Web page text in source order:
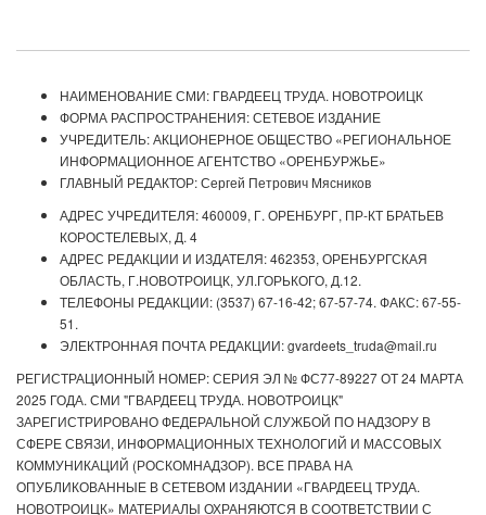
НАИМЕНОВАНИЕ СМИ: ГВАРДЕЕЦ ТРУДА. НОВОТРОИЦК
ФОРМА РАСПРОСТРАНЕНИЯ: СЕТЕВОЕ ИЗДАНИЕ
УЧРЕДИТЕЛЬ: АКЦИОНЕРНОЕ ОБЩЕСТВО «РЕГИОНАЛЬНОЕ
ИНФОРМАЦИОННОЕ АГЕНТСТВО «ОРЕНБУРЖЬЕ»
ГЛАВНЫЙ РЕДАКТОР: Сергей Петрович Мясников
АДРЕС УЧРЕДИТЕЛЯ: 460009, Г. ОРЕНБУРГ, ПР-КТ БРАТЬЕВ
КОРОСТЕЛЕВЫХ, Д. 4
АДРЕС РЕДАКЦИИ И ИЗДАТЕЛЯ: 462353, ОРЕНБУРГСКАЯ
ОБЛАСТЬ, Г.НОВОТРОИЦК, УЛ.ГОРЬКОГО, Д.12.
ТЕЛЕФОНЫ РЕДАКЦИИ: (3537) 67-16-42; 67-57-74. ФАКС: 67-55-
51.
ЭЛЕКТРОННАЯ ПОЧТА РЕДАКЦИИ: gvardeets_truda@mail.ru
РЕГИСТРАЦИОННЫЙ НОМЕР: СЕРИЯ ЭЛ № ФС77-89227 ОТ 24 МАРТА
2025 ГОДА. СМИ "ГВАРДЕЕЦ ТРУДА. НОВОТРОИЦК"
ЗАРЕГИСТРИРОВАНО ФЕДЕРАЛЬНОЙ СЛУЖБОЙ ПО НАДЗОРУ В
СФЕРЕ СВЯЗИ, ИНФОРМАЦИОННЫХ ТЕХНОЛОГИЙ И МАССОВЫХ
КОММУНИКАЦИЙ (РОСКОМНАДЗОР). ВСЕ ПРАВА НА
ОПУБЛИКОВАННЫЕ В СЕТЕВОМ ИЗДАНИИ «ГВАРДЕЕЦ ТРУДА.
НОВОТРОИЦК» МАТЕРИАЛЫ ОХРАНЯЮТСЯ В СООТВЕТСТВИИ С